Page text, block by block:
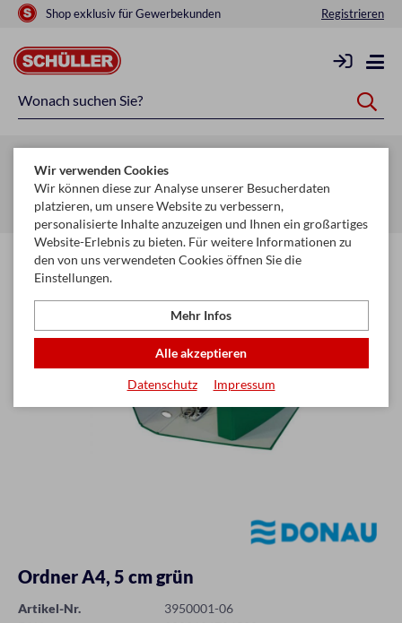
Shop exklusiv für Gewerbekunden Registrieren
Startseite Schule & Büro
Ordnen & Ordnungshilfen
Ordner & Ordnungshilfen
Ordner A4, 5 cm grün
Artikel-Nr.
3950001-06
Wir verwenden Cookies
Wir können diese zur Analyse unserer Besucherdaten
platzieren, um unsere Website zu verbessern,
personalisierte Inhalte anzuzeigen und Ihnen ein großartiges
Website-Erlebnis zu bieten. Für weitere Informationen zu
den von uns verwendeten Cookies öffnen Sie die
Einstellungen.
Mehr Infos
Alle akzeptieren
Datenschutz Impressum